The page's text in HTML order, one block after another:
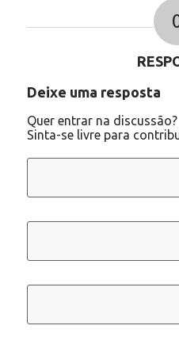
Deixe uma resposta
Quer entrar na discussão?
Sinta-se livre para